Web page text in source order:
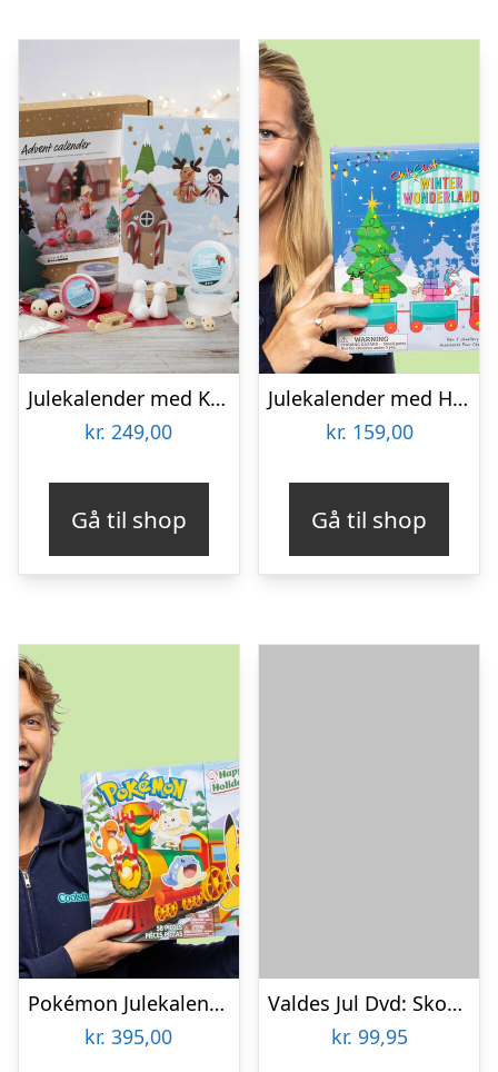
Julekalender med Kreativt Hobbyarbejde: Modellervoks
kr. 249,00
Gå til shop
Julekalender med Håraccessoarer & Smykker
kr. 159,00
Gå til shop
Pokémon Julekalender
kr. 395,00
Valdes Jul Dvd: Skovens Vogter – Tv2 Julekalender 2023 – DVD – Tv-serie
kr. 99,95